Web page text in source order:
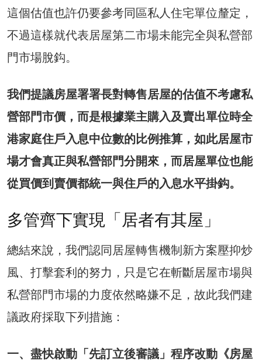
這個估值也許仍要參考同區私人住宅單位釐定，
不過這樣就代表居屋第二市場未能完全與私營部
門市場脫鈎。
我們提議房屋署署長對轉售居屋的估值不考慮私
營部門市價，而是根據業主購入及賣出單位時全
港家庭住戶入息中位數的比例推算，如此居屋市
場才會真正與私營部門分開來，而居屋單位也能
從買價到賣價都統一與住戶的入息水平掛鈎。
多管齊下實現「居者有其屋」
總結來說，我們認同居屋轉售機制新方案壓抑炒
風、打擊套利的努力，只是它在斬斷居屋市場與
私營部門市場的力度依然略嫌不足，故此我們建
議政府採取下列措施：
一、盡快啟動「先訂立後審議」程序改動《房屋